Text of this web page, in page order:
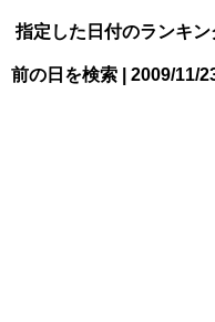
指定した日付のランキ
前の日を検索 | 2009/11/